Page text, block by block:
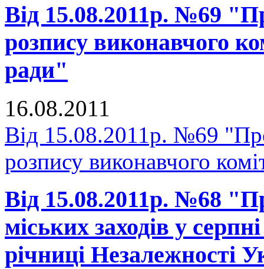
Від 15.08.2011р. №69
розпису виконавчого
ради"
16.08.2011
Від 15.08.2011р. №69
розпису виконавчого
Від 15.08.2011р. №68
міських заходів у
річниці Незалежності